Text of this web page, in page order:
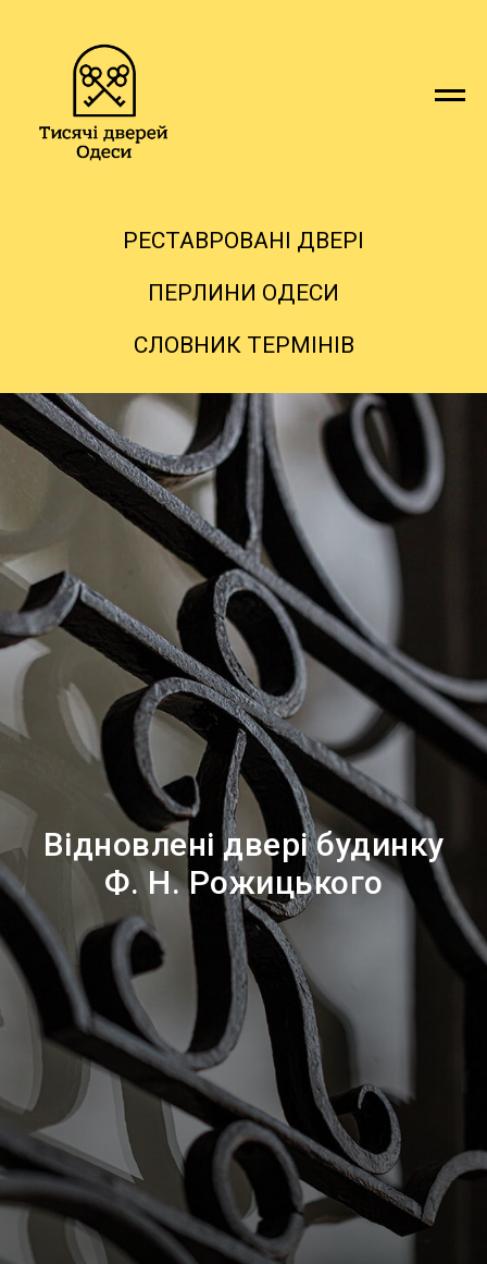
РЕСТАВРОВАНІ ДВЕРІ
ПЕРЛИНИ ОДЕСИ
СЛОВНИК ТЕРМІНІВ
Відновлені двері будинку
Ф. Н. Рожицького